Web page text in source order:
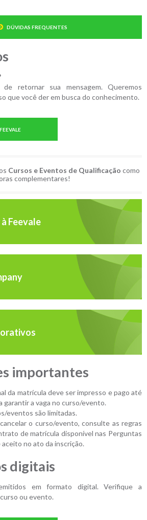
DÚVIDAS FREQUENTES
retornar sua mensagem. Queremos
que você der em busca do conhecimento.
Cursos e Eventos de Qualificação como
complementares!
Feevale
importantes
da matrícula deve ser impresso e pago até
garantir a vaga no curso/evento.
eventos são limitadas.
o curso/evento, consulte as regras
de matrícula disponível nas Perguntas
no ato da inscrição.
digitais
em formato digital. Verifique a
ou evento.